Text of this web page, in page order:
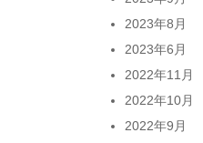
2023年8月
2023年6月
2022年11月
2022年10月
2022年9月